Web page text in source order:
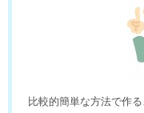
比較的簡単な方法で作